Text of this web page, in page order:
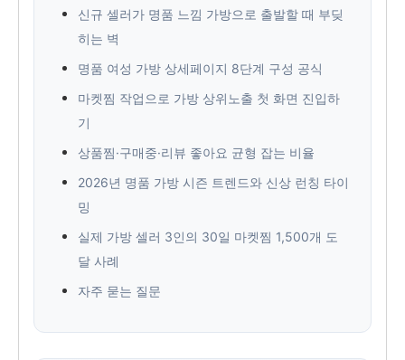
신규 셀러가 명품 느낌 가방으로 출발할 때 부딪
히는 벽
명품 여성 가방 상세페이지 8단계 구성 공식
마켓찜 작업으로 가방 상위노출 첫 화면 진입하
기
상품찜·구매중·리뷰 좋아요 균형 잡는 비율
2026년 명품 가방 시즌 트렌드와 신상 런칭 타이
밍
실제 가방 셀러 3인의 30일 마켓찜 1,500개 도
달 사례
자주 묻는 질문